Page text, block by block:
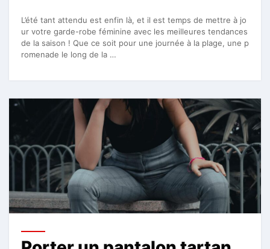
L’été tant attendu est enfin là, et il est temps de mettre à jo
ur votre garde-robe féminine avec les meilleures tendances
de la saison ! Que ce soit pour une journée à la plage, une p
romenade le long de la …